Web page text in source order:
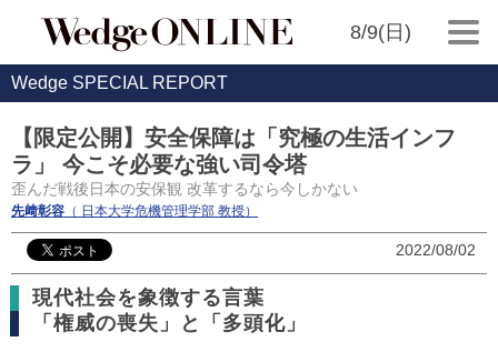
8/9(日)
Wedge SPECIAL REPORT
【限定公開】安全保障は「究極の生活インフ
ラ」 今こそ必要な強い司令塔
歪んだ戦後日本の安保観 改革するなら今しかない
先﨑彰容 （ 日本大学危機管理学部 教授）
2022/08/02
現代社会を象徴する言葉
「権威の喪失」と「多頭化」